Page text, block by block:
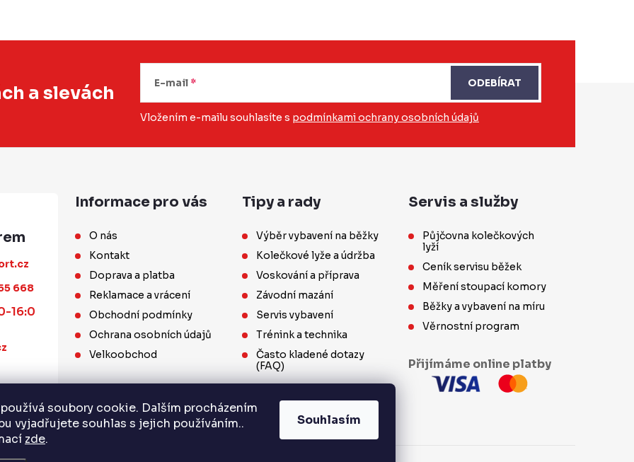
soubory cookie. Dalším procházením
vyjadřujete souhlas s jejich používáním..
zde.
Souhlasím
a slevách E-mail
Vložením e-mailu souhlasíte s podmínkami ochrany osobních údajů
ODEBÍRAT
668
16:0
Informace pro vás
O nás
Kontakt
Doprava a platba
Reklamace a vrácení
Obchodní podmínky
Ochrana osobních údajů
Velkoobchod
Tipy a rady
Výběr vybavení na běžky
Kolečkové lyže a údržba
Voskování a příprava
Závodní mazání
Servis vybavení
Trénink a technika
Často kladené dotazy
(FAQ)
Servis a služby
Půjčovna kolečkových
lyží
Ceník servisu běžek
Měření stoupací komory
Běžky a vybavení na míru
Věrnostní program
Přijímáme online platby